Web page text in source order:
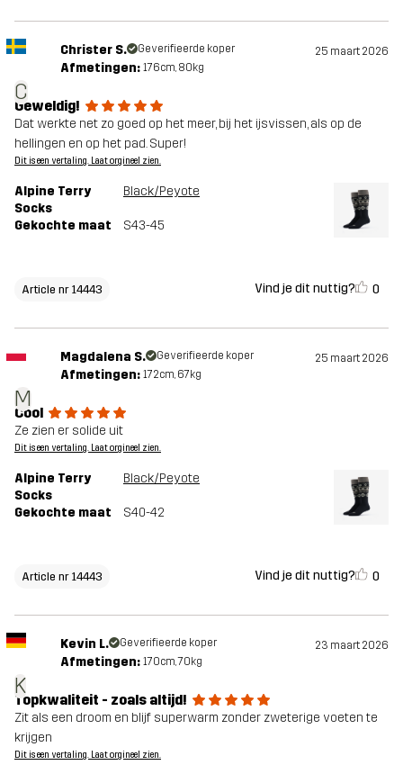
C
Christer S. Geverifieerde koper 25 maart 2026
Afmetingen: 176cm, 80kg
Geweldig!
Dat werkte net zo goed op het meer, bij het ijsvissen, als op de
hellingen en op het pad. Super!
Dit is een vertaling. Laat orgineel zien.
Alpine Terry
Socks
Black/Peyote
Gekochte maat S43-45
Article nr 14443 Vind je dit nuttig? 0
M
Magdalena S. Geverifieerde koper 25 maart 2026
Afmetingen: 172cm, 67kg
Cool
Ze zien er solide uit
Dit is een vertaling. Laat orgineel zien.
Alpine Terry
Socks
Black/Peyote
Gekochte maat S40-42
Article nr 14443 Vind je dit nuttig? 0
K
Kevin L. Geverifieerde koper 23 maart 2026
Afmetingen: 170cm, 70kg
Topkwaliteit - zoals altijd!
Zit als een droom en blijf superwarm zonder zweterige voeten te
krijgen
Dit is een vertaling. Laat orgineel zien.